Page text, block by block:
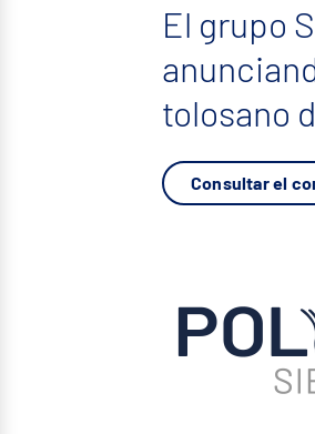
El grupo
tolosano
Consultar el